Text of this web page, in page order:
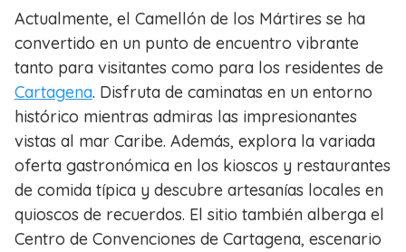
Actualmente, el Camellón de los Mártires se ha
convertido en un punto de encuentro vibrante
tanto para visitantes como para los residentes de
Cartagena. Disfruta de caminatas en un entorno
histórico mientras admiras las impresionantes
vistas al mar Caribe. Además, explora la variada
oferta gastronómica en los kioscos y restaurantes
de comida típica y descubre artesanías locales en
quioscos de recuerdos. El sitio también alberga el
Centro de Convenciones de Cartagena, escenario